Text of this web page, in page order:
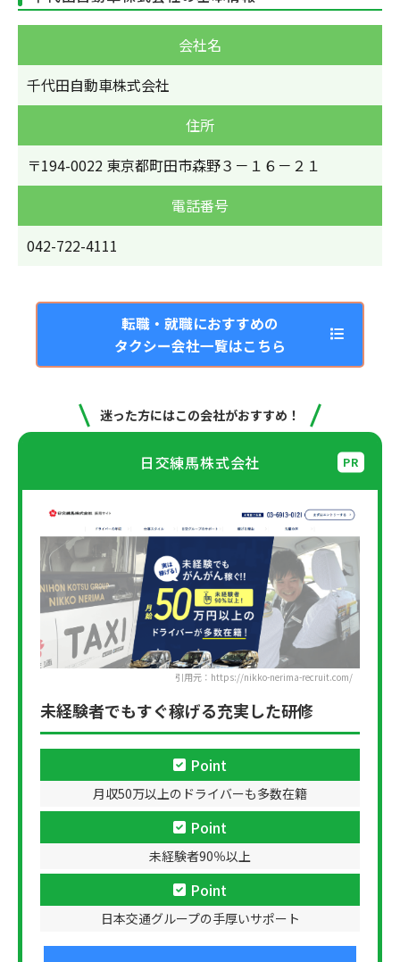
会社名
千代田自動車株式会社
住所
〒194-0022 東京都町田市森野３－１６－２１
電話番号
042-722-4111
転職・就職におすすめの
タクシー会社一覧はこちら
迷った方にはこの会社がおすすめ！
日交練馬株式会社
引用元：https://nikko-nerima-recruit.com/
未経験者でもすぐ稼げる充実した研修
Point
月収50万以上のドライバーも多数在籍
Point
未経験者90％以上
Point
日本交通グループの手厚いサポート